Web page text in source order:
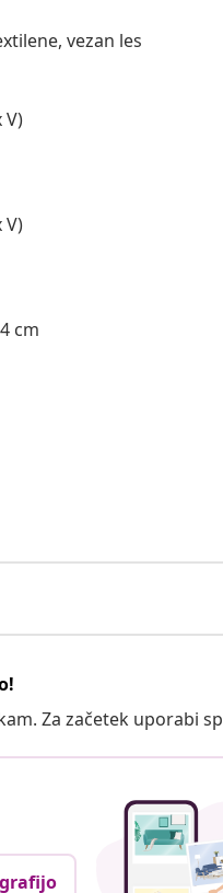
vezan les
V)
V)
cm
Za začetek uporabi